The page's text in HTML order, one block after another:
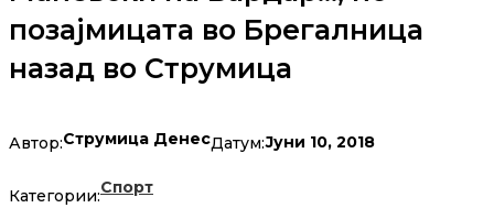
позајмицата во Брегалница
назад во Струмица
Автор:Струмица ДенесДатум:Јуни 10, 2018
Категории:Спорт